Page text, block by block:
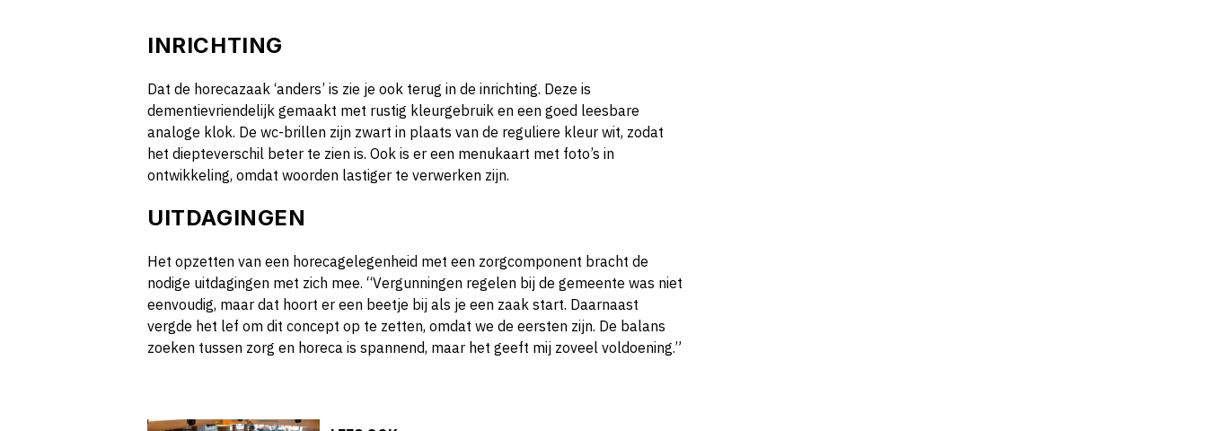
INRICHTING
Dat de horecazaak ‘anders’ is zie je ook terug in de inrichting. Deze is
dementievriendelijk gemaakt met rustig kleurgebruik en een goed leesbare
analoge klok. De wc-brillen zijn zwart in plaats van de reguliere kleur wit, zodat
het diepteverschil beter te zien is. Ook is er een menukaart met foto’s in
ontwikkeling, omdat woorden lastiger te verwerken zijn.
UITDAGINGEN
Het opzetten van een horecagelegenheid met een zorgcomponent bracht de
nodige uitdagingen met zich mee. “Vergunningen regelen bij de gemeente was niet
eenvoudig, maar dat hoort er een beetje bij als je een zaak start. Daarnaast
vergde het lef om dit concept op te zetten, omdat we de eersten zijn. De balans
zoeken tussen zorg en horeca is spannend, maar het geeft mij zoveel voldoening.”